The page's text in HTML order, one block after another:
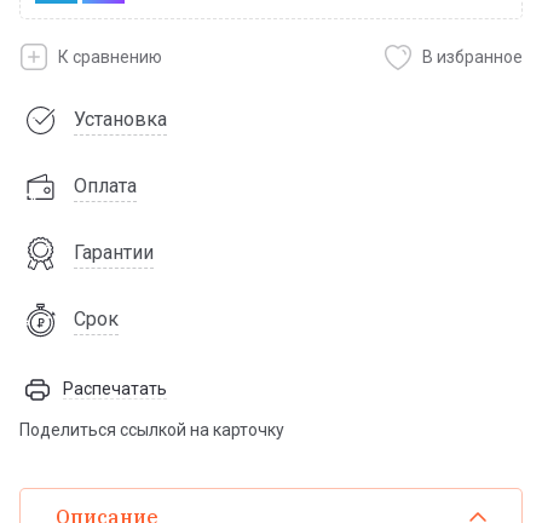
К сравнению В избранное
Установка
Оплата
Гарантии
Срок
Распечатать
Поделиться ссылкой на карточку
Описание